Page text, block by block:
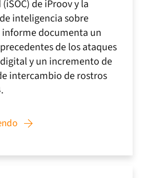
de iProov y la
inteligencia sobre
informe documenta un
de los ataques
y un incremento de
intercambio de rostros